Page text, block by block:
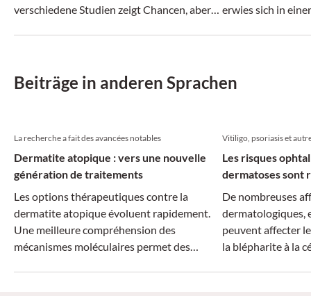
verschiedene Studien zeigt Chancen, aber
erwies sich in
Beiträge in anderen Sprachen
La recherche a fait des avancées notables
Dermatite atopique : vers une nouvelle
génération de traitements
Les options thérapeutiques contre la
dermatite atopique évoluent rapidement.
Une meilleure compréhension des
mécanismes moléculaires permet des
Vitiligo, psoriasis et
Les risques
dermatoses sont
De nombreuses
dermatologiques,
peuvent affecter
la blépharite à la